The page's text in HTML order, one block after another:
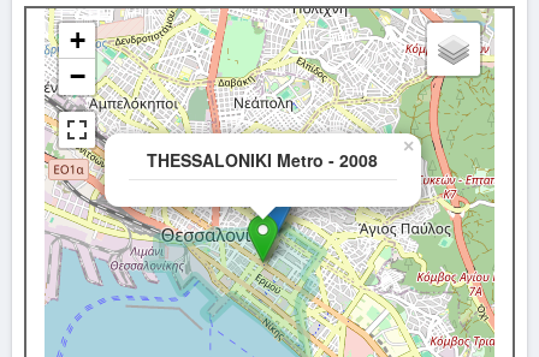
THESSALONIKI Metro - 2008
×
+
−